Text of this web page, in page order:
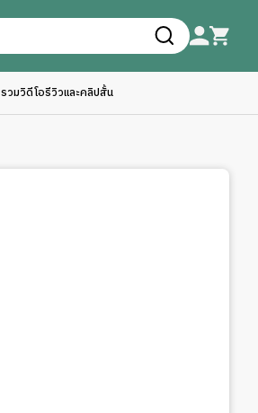
รวมวิดีโอรีวิวและคลิปสั้น